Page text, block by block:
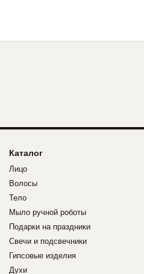
Каталог
Лицо
Волосы
Тело
Мыло ручной роботы
Подарки на праздники
Свечи и подсвечники
Гипсовые изделия
Духи